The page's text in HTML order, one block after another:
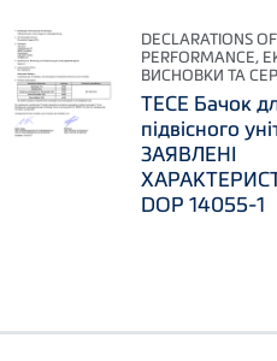
DECLARATIONS OF
PERFORMANCE,
ВИСНОВКИ ТА
TECE Бачок
підвісного
ЗАЯВЛЕНІ
DOP 14055-1